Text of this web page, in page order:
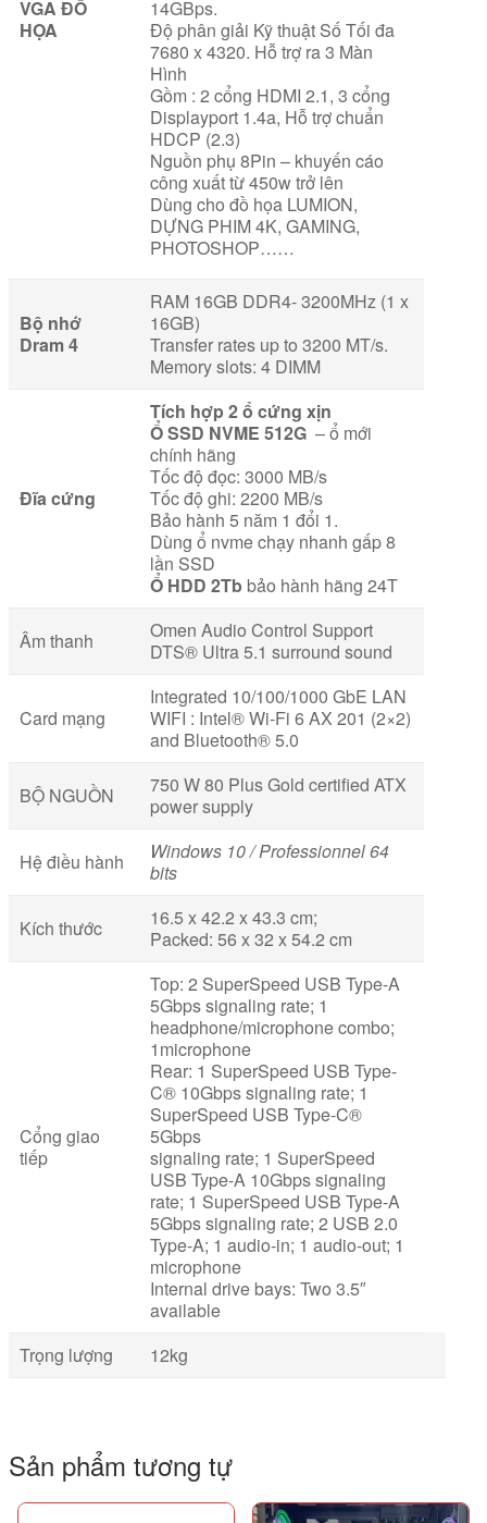
VGA ĐỒ
HỌA
14GBps.
Độ phân giải Kỹ thuật Số Tối đa
7680 x 4320. Hỗ trợ ra 3 Màn
Hình
Gồm : 2 cổng HDMI 2.1, 3 cổng
Displayport 1.4a, Hỗ trợ chuẩn
HDCP (2.3)
Nguồn phụ 8Pin – khuyến cáo
công xuất từ 450w trở lên
Dùng cho đồ họa LUMION,
DỰNG PHIM 4K, GAMING,
PHOTOSHOP……
Bộ nhớ
Dram 4
RAM 16GB DDR4- 3200MHz (1 x
16GB)
Transfer rates up to 3200 MT/s.
Memory slots: 4 DIMM
Đĩa cứng
Tích hợp 2 ổ cứng xịn
Ổ SSD NVME 512G – ổ mới
chính hãng
Tốc độ đọc: 3000 MB/s
Tốc độ ghi: 2200 MB/s
Bảo hành 5 năm 1 đổi 1.
Dùng ổ nvme chạy nhanh gấp 8
lần SSD
Ổ HDD 2Tb bảo hành hãng 24T
Âm thanh
Omen Audio Control Support
DTS® Ultra 5.1 surround sound
Card mạng
Integrated 10/100/1000 GbE LAN
WIFI : Intel® Wi-Fi 6 AX 201 (2×2)
and Bluetooth® 5.0
BỘ NGUỒN
750 W 80 Plus Gold certified ATX
power supply
Hệ điều hành
Windows 10 / Professionnel 64
bits
Kích thước
16.5 x 42.2 x 43.3 cm;
Packed: 56 x 32 x 54.2 cm
Cổng giao
tiếp
Top: 2 SuperSpeed USB Type-A
5Gbps signaling rate; 1
headphone/microphone combo;
1microphone
Rear: 1 SuperSpeed USB Type-
C® 10Gbps signaling rate; 1
SuperSpeed USB Type-C®
5Gbps
signaling rate; 1 SuperSpeed
USB Type-A 10Gbps signaling
rate; 1 SuperSpeed USB Type-A
5Gbps signaling rate; 2 USB 2.0
Type-A; 1 audio-in; 1 audio-out; 1
microphone
Internal drive bays: Two 3.5″
available
Trọng lượng
12kg
Sản phẩm tương tự